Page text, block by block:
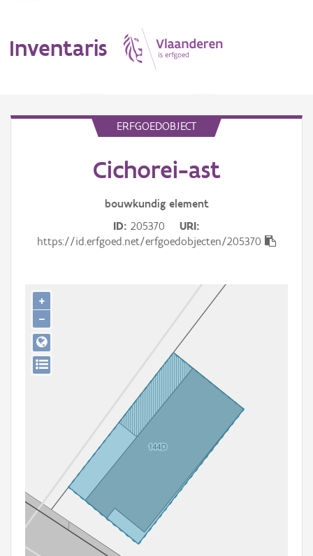
Inventaris
Gebeurtenis
Persoon of collectief
Downloads
ERFGOEDOBJECT
Cichorei-ast
bouwkundig element
ID 205370
URI
https://id.erfgoed.net/erfgoedobjecten/205370
+
−